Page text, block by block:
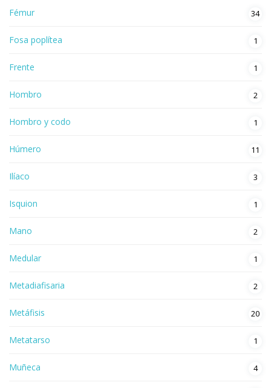
Fémur 34
Fosa poplítea 1
Frente 1
Hombro 2
Hombro y codo 1
Húmero 11
Ilíaco 3
Isquion 1
Mano 2
Medular 1
Metadiafisaria 2
Metáfisis 20
Metatarso 1
Muñeca 4